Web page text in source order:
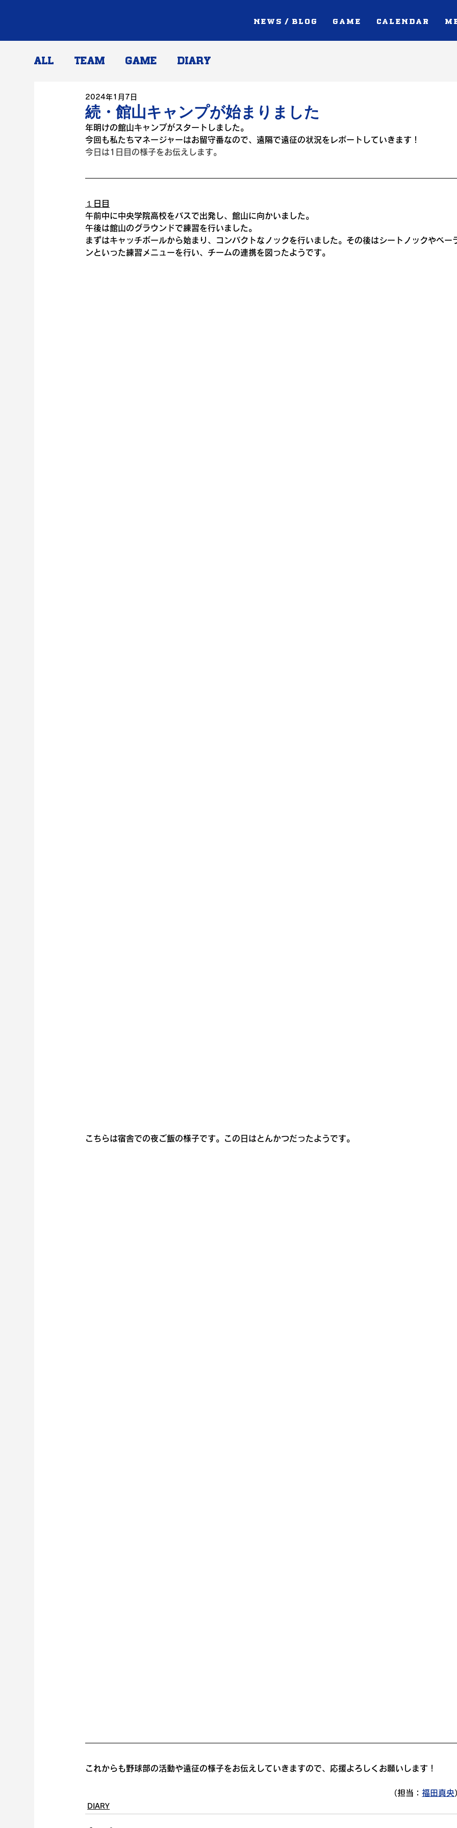
NEWS / BLOG GAME CALENDAR
ALL TEAM GAME DIARY
続・館山キャンプが始まりました
2024年1月7日
年明けの館山キャンプがスタートしました。
今回も私たちマネージャーはお留守番なので、遠隔で遠征の状況をレポートしていきます！
今日は1日目の様子をお伝えします。
１日目
午前中に中央学院高校をバスで出発し、館山に向かいました。
午後は館山のグラウンドで練習を行いました。
まずはキャッチボールから始まり、コンパクトなノックを行いました。その後はシートノックやベー
ンといった練習メニューを行い、チームの連携を図ったようです。
こちらは宿舎での夜ご飯の様子です。この日はとんかつだったようです。
これからも野球部の活動や遠征の様子をお伝えしていきますので、応援よろしくお願いします！
（担当： 福田真央
DIARY